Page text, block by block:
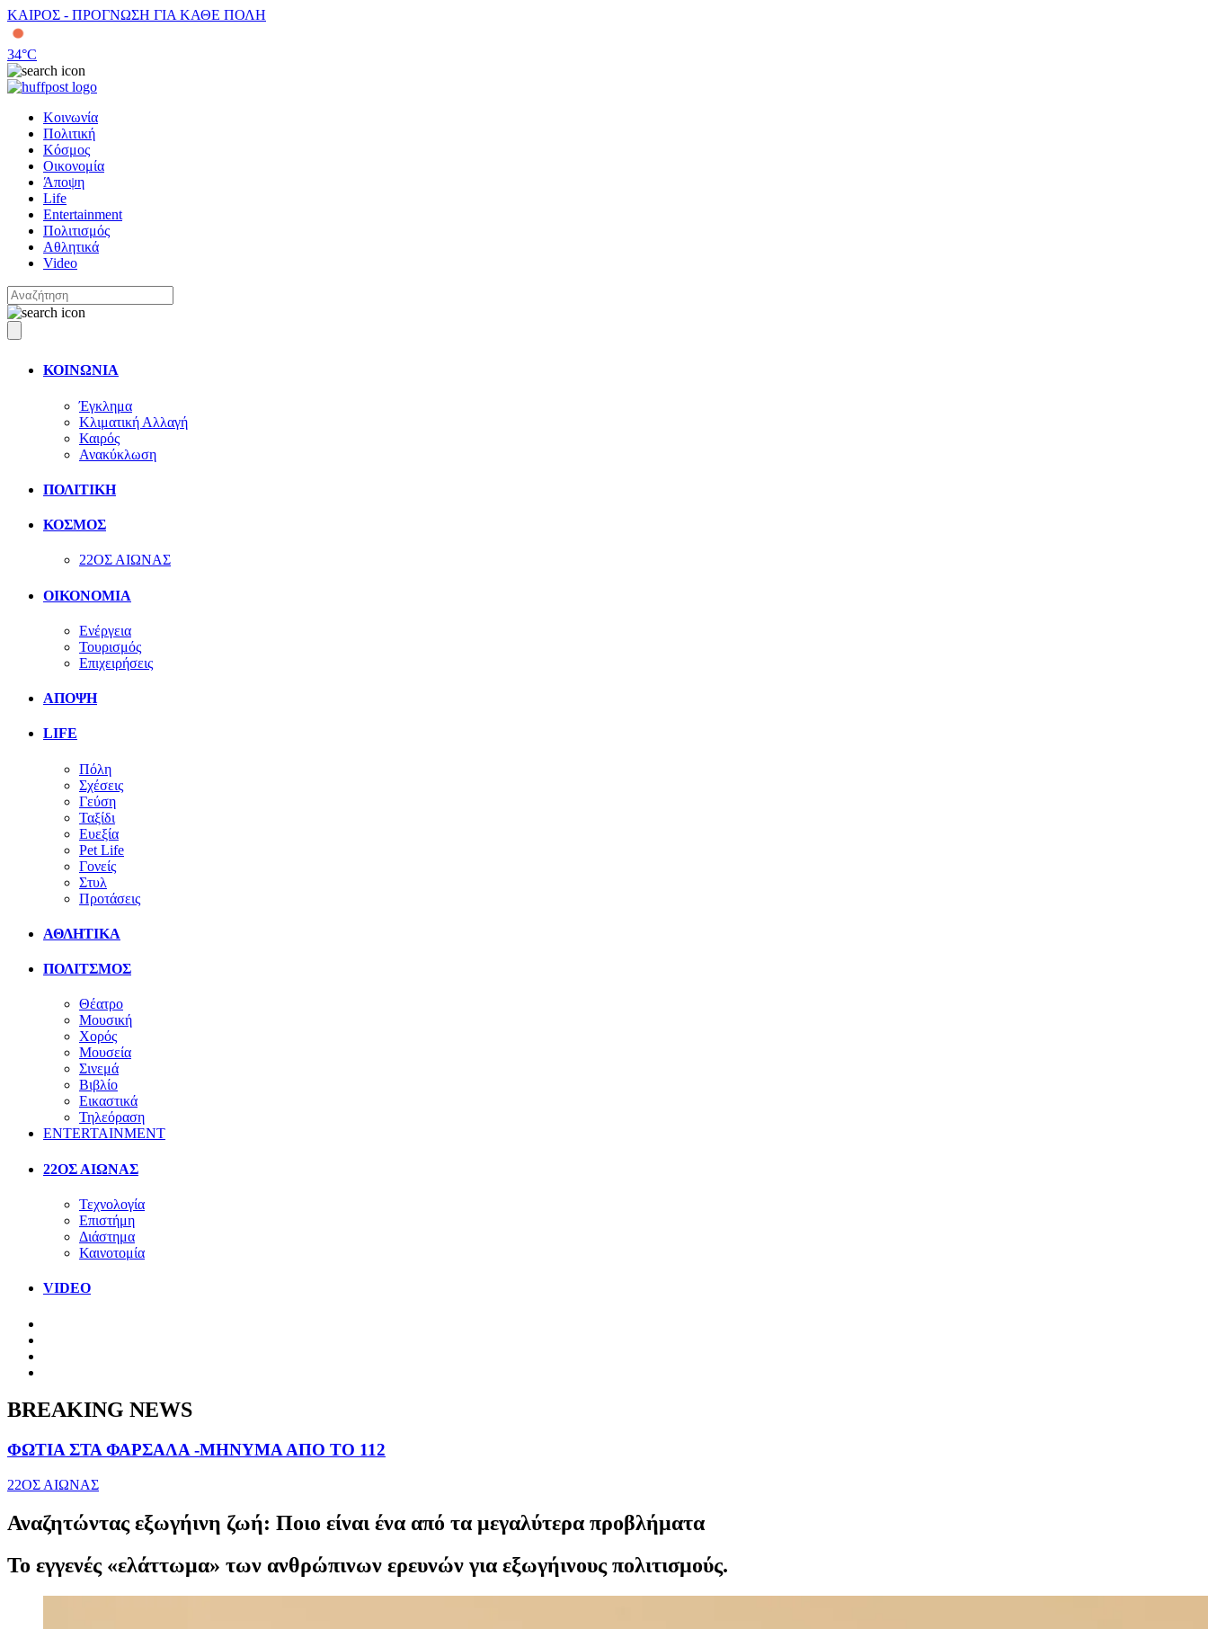
ΚΑΙΡΟΣ - ΠΡΟΓΝΩΣΗ ΓΙΑ ΚΑΘΕ ΠΟΛΗ
34°C
Κοινωνία
Πολιτική
Κόσμος
Οικονομία
Άποψη
Life
Entertainment
Πολιτισμός
Αθλητικά
Video
ΚΟΙΝΩΝΙΑ
Έγκλημα
Κλιματική Αλλαγή
Καιρός
Ανακύκλωση
ΠΟΛΙΤΙΚΗ
ΚΟΣΜΟΣ
22ΟΣ ΑΙΩΝΑΣ
ΟΙΚΟΝΟΜΙΑ
Ενέργεια
Τουρισμός
Επιχειρήσεις
ΑΠΟΨΗ
LIFE
Πόλη
Σχέσεις
Γεύση
Ταξίδι
Ευεξία
Pet Life
Γονείς
Στυλ
Προτάσεις
ΑΘΛΗΤΙΚΑ
ΠΟΛΙΤΣΜΟΣ
Θέατρο
Μουσική
Χορός
Μουσεία
Σινεμά
Βιβλίο
Εικαστικά
Τηλεόραση
ENTERTAINMENT
22ΟΣ ΑΙΩΝΑΣ
Τεχνολογία
Επιστήμη
Διάστημα
Καινοτομία
VIDEO
BREAKING NEWS
ΦΩΤΙΑ ΣΤΑ ΦΑΡΣΑΛΑ -ΜΗΝΥΜΑ ΑΠΟ ΤΟ 112
22ΟΣ ΑΙΩΝΑΣ
Αναζητώντας εξωγήινη ζωή: Ποιο είναι ένα από τα μεγαλύτερα προβλήματα
Το εγγενές «ελάττωμα» των ανθρώπινων ερευνών για εξωγήινους πολιτισμούς.